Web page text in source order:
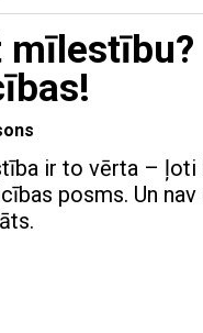
ir to vērta – ļoti
posms. Un